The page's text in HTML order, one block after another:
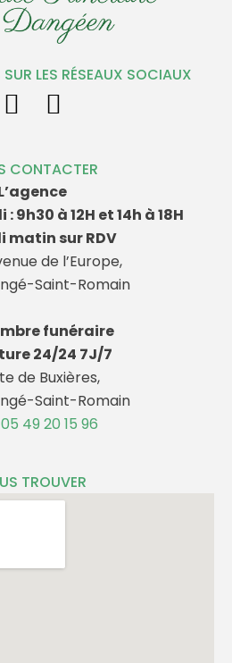
LES RÉSEAUX SOCIAUX
CONTACTER
9h30 à 12H et 14h à 18H
matin sur RDV
de l’Europe,
Saint-Romain
funéraire
24/24 7J/7
de Buxières,
Saint-Romain
05 49 20 15 96
TROUVER